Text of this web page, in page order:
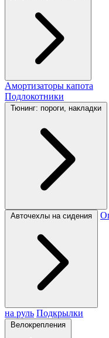
Амортизаторы капота
Подлокотники
Тюнинг: пороги, накладки
Авточехлы на сидения
на руль Подкрылки
Велокрепления